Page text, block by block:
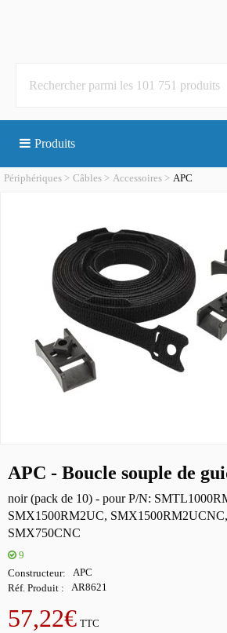
Produits
Périphériques Câbles Accessoires APC
APC - Boucle souple de
noir (pack de 10) - pour P/N:
SMX1500RM2UC,
SMX750CNC
9
Constructeur APC
Réf. Produit AR8621
57,22€ TTC